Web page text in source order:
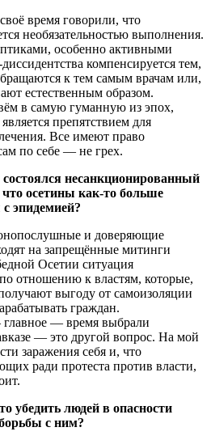
время говорили, что
необязательностью выполнения.
особенно активными
компенсируется тем,
к тем самым врачам или,
естественным образом.
в самую гуманную из эпох,
препятствием для
Все имеют право
по себе — не грех.
несанкционированный
осетины как-то больше
эпидемией?
и доверяющие
на запрещённые митинги
Осетии ситуация
отношению к властям, которые,
выгоду от самоизоляции
граждан.
— время выбрали
— это другой вопрос. На мой
заражения себя и, что
ради протеста против власти,
людей в опасности
с ним?